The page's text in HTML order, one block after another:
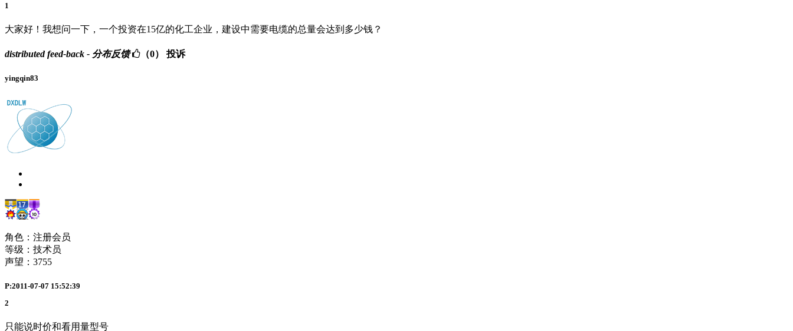
1
大家好！我想问一下，一个投资在15亿的化工企业，建设中需要电缆的总量会达到多少钱？
distributed feed-back - 分布反馈 （0） 投诉
yingqin83
角色：注册会员
等级：技术员
声望： 3755
P:2011-07-07 15:52:39
2
只能说时价和看用量型号